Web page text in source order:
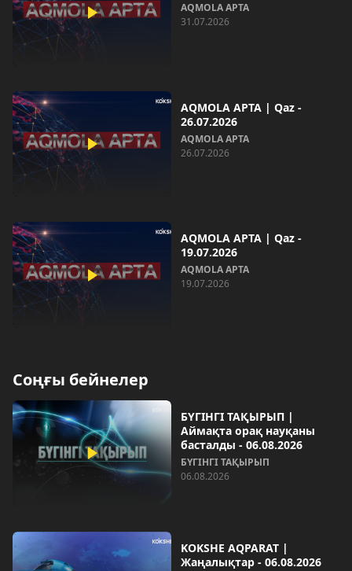
AQMOLA APTA
31.07.2026
AQMOLA APTA | Qaz -
26.07.2026
AQMOLA APTA
26.07.2026
AQMOLA APTA | Qaz -
19.07.2026
AQMOLA APTA
19.07.2026
Соңғы бейнелер
БҮГІНГІ ТАҚЫРЫП |
Аймақта орақ науқаны
басталды - 06.08.2026
БҮГІНГІ ТАҚЫРЫП
06.08.2026
KOKSHE AQPARAT |
Жаңалықтар - 06.08.2026